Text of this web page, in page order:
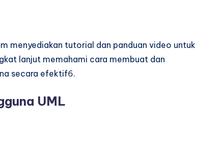
menyediakan tutorial dan panduan video untuk
lanjut memahami cara membuat dan
secara efektif6.
UML